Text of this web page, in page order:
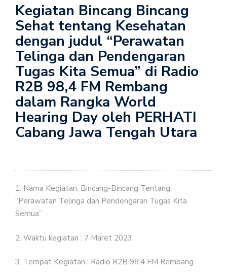
Kegiatan Bincang Bincang
Sehat tentang Kesehatan
dengan judul “Perawatan
Telinga dan Pendengaran
Tugas Kita Semua” di Radio
R2B 98,4 FM Rembang
dalam Rangka World
Hearing Day oleh PERHATI
Cabang Jawa Tengah Utara
1. Nama Kegiatan: Bincang-Bincang Tentang
“Perawatan Telinga dan Pendengaran Tugas Kita
Semua”
2. Waktu kegiatan : 7 Maret 2023
3. Tempat Kegiatan : Radio R2B 98.4 FM Rembang